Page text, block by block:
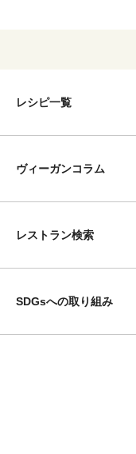
レシピ一覧
ヴィーガンコラム
レストラン検索
SDGsへの取り組み